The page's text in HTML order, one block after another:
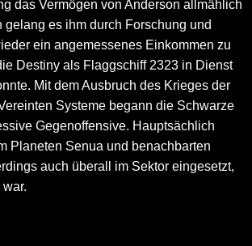
das Vermögen von Anderson allmählich
gelang es ihm durch Forschung und
ein angemessenes Einkommen zu
Destiny als Flaggschiff 2323 in Dienst
Mit dem Ausbruch des Krieges der
Systeme begann die Schwarze
Gegenoffensive. Hauptsächlich
Planeten Senua und benachbarten
auch überall im Sektor eingesetzt,